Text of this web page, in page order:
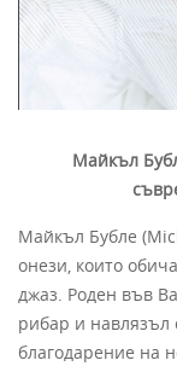
Майкъл
Майкъл Бубле
онези, които
джаз. Роден във
рибар и навлязъл
благодарение на